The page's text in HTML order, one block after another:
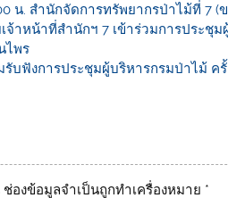
น. สำนักจัดการทรัพยากรป่าไม้ที่ 7
าหน้าที่สำนักฯ 7 เข้าร่วมการประชุ
ไพร
บฟังการประชุมผู้บริหารกรมป่าไม้ ครั้
ช่องข้อมูลจำเป็นถูกทำเครื่องหมาย *